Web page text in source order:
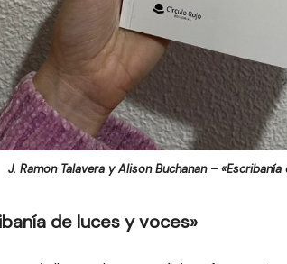
J. Ramon Talavera y Alison Buchanan –
de luces y voces»